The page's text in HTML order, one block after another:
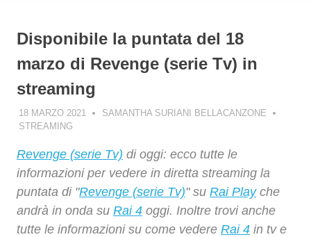
Disponibile la puntata del 18
marzo di Revenge (serie Tv) in
streaming
18 MARZO 2021
SAMANTHA SURIANI BELLACANZONE
STREAMING
Revenge (serie Tv) di oggi: ecco tutte le
informazioni per vedere in diretta streaming la
puntata di "Revenge (serie Tv)" su Rai Playche
andrà in onda su Rai 4 oggi. Inoltre trovi anche
tutte le informazioni su come vedere Rai 4 in tv e